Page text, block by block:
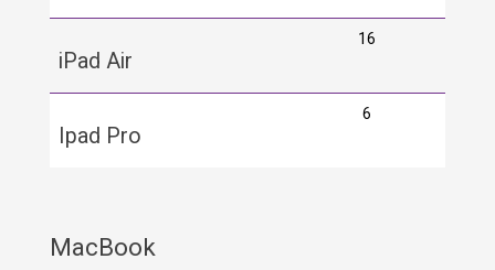
iPad Air
16
Ipad Pro
6
MacBook